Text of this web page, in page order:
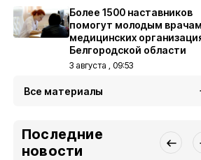
Более 1500 наставников
помогут молодым
медицинских
Белгородской области
3 августа , 09:53
Все материалы
Последние
новости